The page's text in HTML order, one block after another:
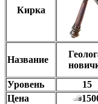
Кирка
Название
Уровень
15
Цена